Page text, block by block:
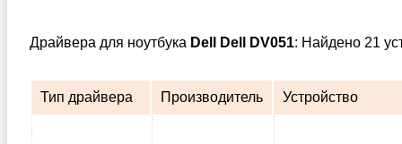
Драйвера для ноутбука Dell Dell DV051: Найдено 21
Тип драйвера Производитель Устройство